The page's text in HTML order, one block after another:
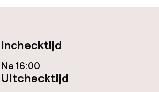
Inchecktijd
Na 16:00
Uitchecktijd